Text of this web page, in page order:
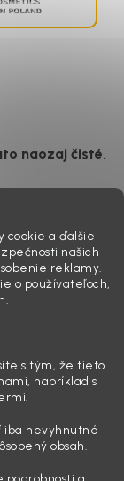
cookie a ďalšie
našich
reklamy.
o používateľoch,
s tým, že tieto
napríklad s
iba nevyhnutné
obsah.
naozaj čisté,
vás ide poraziť. V
na vás stále
kapota. Pre
v košíku spočítate
vie poriadne
...
ktoré z